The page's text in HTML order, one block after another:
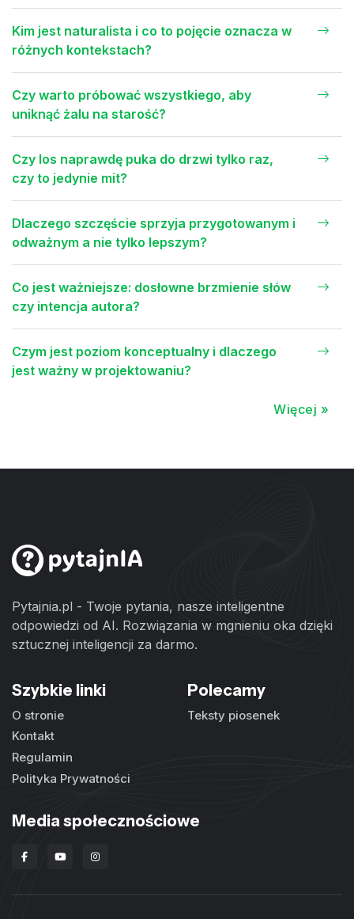
Kim jest naturalista i co to pojęcie oznacza w
różnych kontekstach?
Czy warto próbować wszystkiego, aby
uniknąć żalu na starość?
Czy los naprawdę puka do drzwi tylko raz,
czy to jedynie mit?
Dlaczego szczęście sprzyja przygotowanym i
odważnym a nie tylko lepszym?
Co jest ważniejsze: dosłowne brzmienie słów
czy intencja autora?
Czym jest poziom konceptualny i dlaczego
jest ważny w projektowaniu?
Więcej »
Pytajnia.pl - Twoje pytania, nasze inteligentne
odpowiedzi od AI. Rozwiązania w mgnieniu oka dzięki
sztucznej inteligencji za darmo.
Szybkie linki
O stronie
Kontakt
Regulamin
Polityka Prywatności
Polecamy
Teksty piosenek
Media społecznościowe